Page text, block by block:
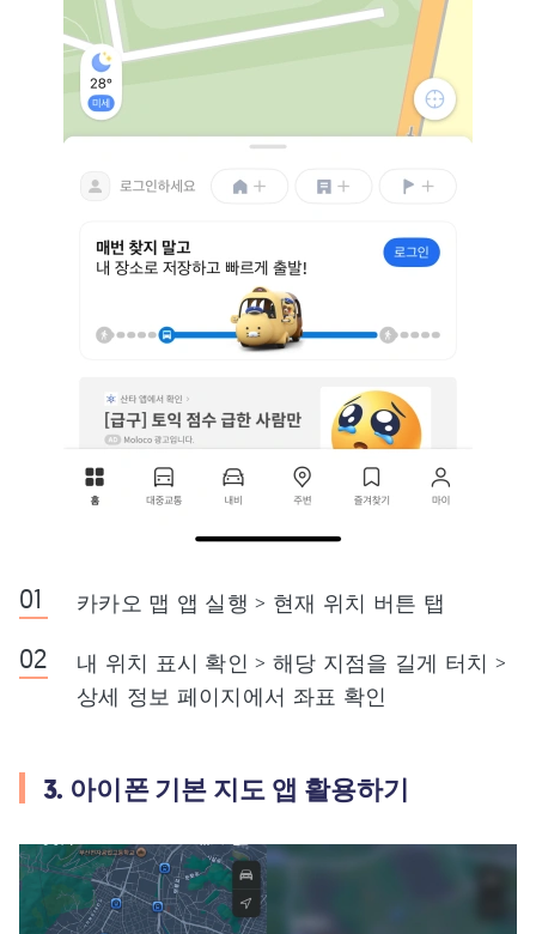
카카오 맵 앱 실행 > 현재 위치 버튼 탭
내 위치 표시 확인 > 해당 지점을 길게 터치 >
상세 정보 페이지에서 좌표 확인
3. 아이폰 기본 지도 앱 활용하기